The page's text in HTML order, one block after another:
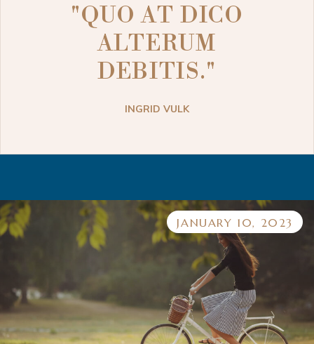
"QUO AT DICO
ALTERUM
DEBITIS."
INGRID VULK
JANUARY 10, 2023